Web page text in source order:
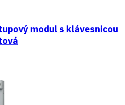
modul s klávesnicou